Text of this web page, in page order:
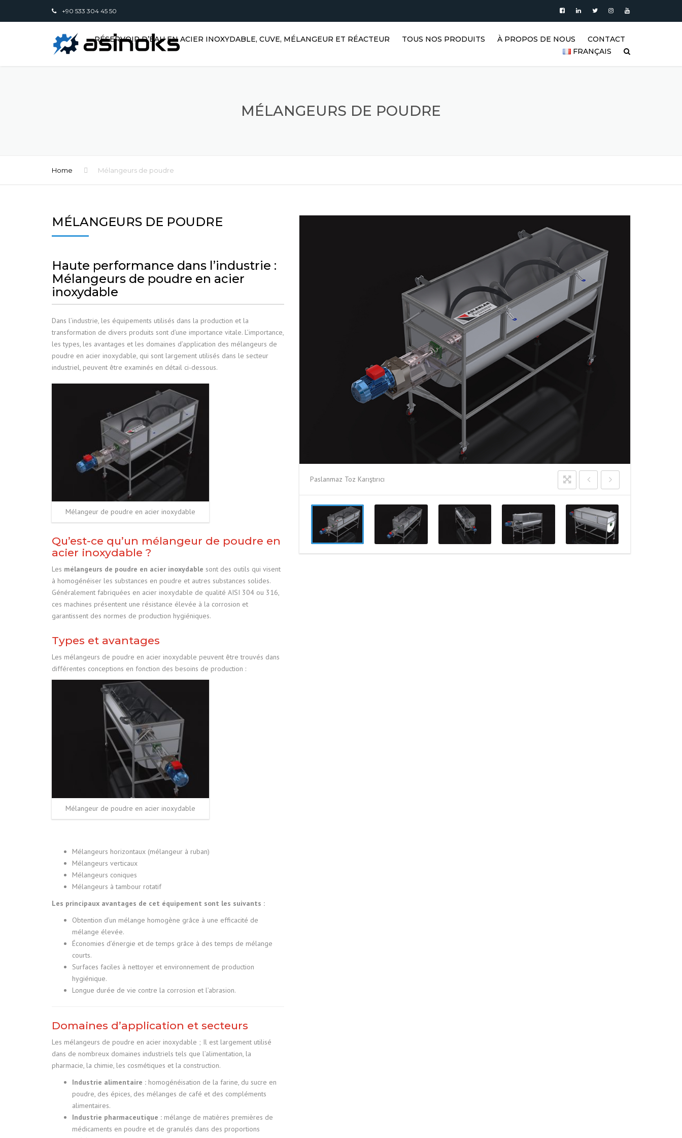
+90 533 304 45 50
RÉSERVOIR D’EAU EN ACIER INOXYDABLE, CUVE, MÉLANGEUR ET RÉACTEUR TOUS NOS PRODUITS
RÉSERVOIRS VERTICAUX EN
MÉLANGEURS AGITATEURS EN
PRODUITS INOX MATÉRIAUX DE RACCORDS
FILTRER
À PROPOS DE NOUS
FAQ (FOIRE AUX QUESTIONS)
CONTACT
FRANÇAIS
MÉLANGEURS DE POUDRE
Home Mélangeurs de poudre
MÉLANGEURS DE POUDRE
Haute performance dans l’industrie :
Mélangeurs de poudre en acier
inoxydable
Dans l’industrie, les équipements utilisés dans la production et la
transformation de divers produits sont d’une importance vitale. L’importance,
les types, les avantages et les domaines d’application des mélangeurs de
poudre en acier inoxydable, qui sont largement utilisés dans le secteur
industriel, peuvent être examinés en détail ci-dessous.
Mélangeur de poudre en acier inoxydable
Qu’est-ce qu’un mélangeur de poudre en
acier inoxydable ?
Les mélangeurs de poudre en acier inoxydable sont des outils qui visent
à homogénéiser les substances en poudre et autres substances solides.
Généralement fabriquées en acier inoxydable de qualité AISI 304 ou 316,
ces machines présentent une résistance élevée à la corrosion et
garantissent des normes de production hygiéniques.
Types et avantages
Les mélangeurs de poudre en acier inoxydable peuvent être trouvés dans
différentes conceptions en fonction des besoins de production :
Mélangeur de poudre en acier inoxydable
Mélangeurs horizontaux (mélangeur à ruban)
Mélangeurs verticaux
Mélangeurs coniques
Mélangeurs à tambour rotatif
Les principaux avantages de cet équipement sont les suivants :
Obtention d’un mélange homogène grâce à une efficacité de
mélange élevée.
Économies d’énergie et de temps grâce à des temps de mélange
courts.
Surfaces faciles à nettoyer et environnement de production
hygiénique.
Longue durée de vie contre la corrosion et l’abrasion.
Domaines d’application et secteurs
Les mélangeurs de poudre en acier inoxydable ; Il est largement utilisé
dans de nombreux domaines industriels tels que l’alimentation, la
pharmacie, la chimie, les cosmétiques et la construction.
Industrie alimentaire : homogénéisation de la farine, du sucre en
poudre, des épices, des mélanges de café et des compléments
alimentaires.
Industrie pharmaceutique : mélange de matières premières de
médicaments en poudre et de granulés dans des proportions
Paslanmaz Toz Karıştırıcı